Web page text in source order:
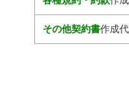
その他契約書作成